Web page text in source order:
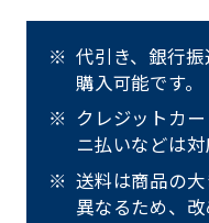
代引き、銀行
購入可能です。
クレジットカ
ニ払いなどは対
送料は商品の
異なるため、改